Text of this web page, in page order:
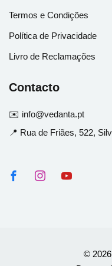
Termos e Condições
Política de Privacidade
Livro de Reclamações
Contacto
✉️ info@vedanta.pt
📍 Rua de Friães, 522,
©